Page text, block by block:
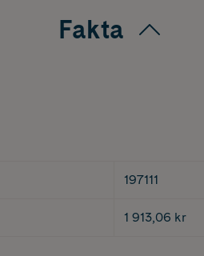
Fakta
197111
1 913,06 kr